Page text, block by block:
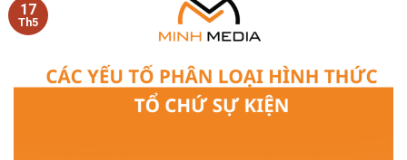
17
Th5